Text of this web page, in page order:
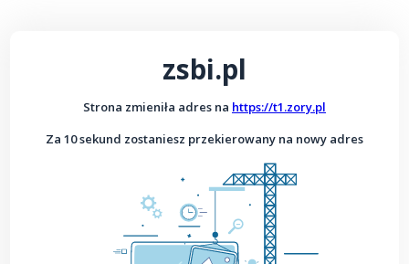
zsbi.pl
Strona zmieniła adres na https://t1.zory.pl
Za 10 sekund zostaniesz przekierowany na nowy adres